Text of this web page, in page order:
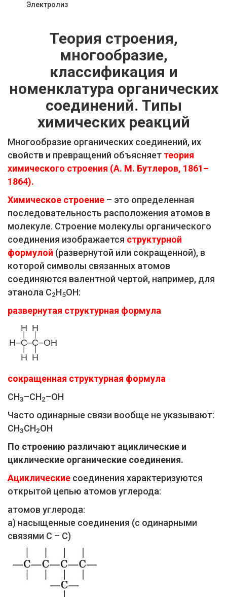
Электролиз
Теория строения,
многообразие,
классификация и
номенклатура органических
соединений. Типы
химических реакций
Многообразие органических соединений, их
свойств и превращений объясняет теория
химического строения (А. М. Бутлеров, 1861–
1864).
Химическое строение – это определенная
последовательность расположения атомов в
молекуле. Строение молекулы органического
соединения изображается структурной
формулой (развернутой или сокращенной), в
которой символы связанных атомов
соединяются валентной чертой, например, для
этанола С2Н5ОН:
развернутая структурная формула
сокращенная структурная формула
СН3–СН2–ОН
Часто одинарные связи вообще не указывают:
СН3СН2ОН
По строению различают ациклические и
циклические органические соединения.
Ациклические соединения характеризуются
открытой цепью атомов углерода:
атомов углерода:
а) насыщенные соединения (с одинарными
связями С – С)